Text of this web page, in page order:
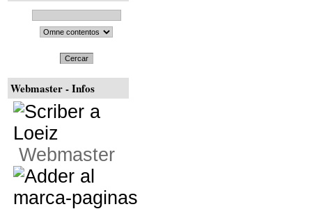
Cercar
Webmaster - Infos
Webmaster